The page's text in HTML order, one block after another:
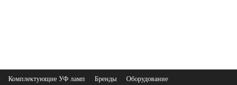
Комплектующие УФ ламп Бренды Оборудование